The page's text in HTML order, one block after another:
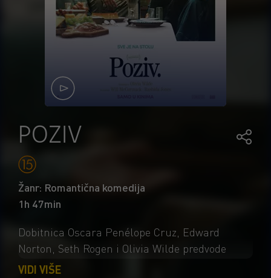
POZIV
Žanr: Romantična komedija
1h 47min
Dobitnica Oscara Penélope Cruz, Edward
Norton, Seth Rogen i Olivia Wilde predvode
inteligentnu komediju o jednoj večeri, jednom
VIDI VIŠE